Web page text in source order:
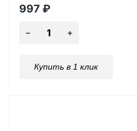
997 ₽
Купить в 1 клик